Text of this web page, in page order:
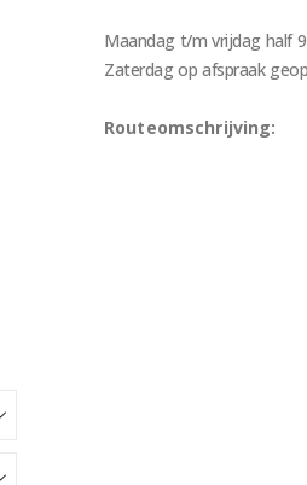
Maandag t/m vrijdag half
Zaterdag op afspraak
Routeomschrijving: